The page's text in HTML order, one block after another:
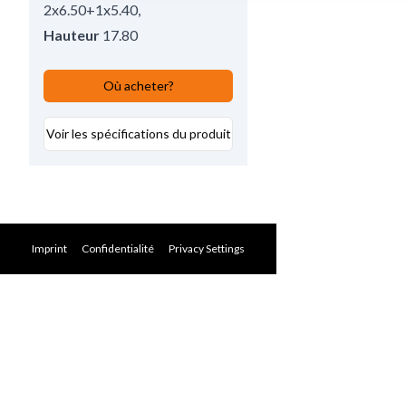
2x6.50+1x5.40,
Hauteur 17.80
Où acheter?
Voir les spécifications du produit
Imprint Confidentialité Privacy Settings